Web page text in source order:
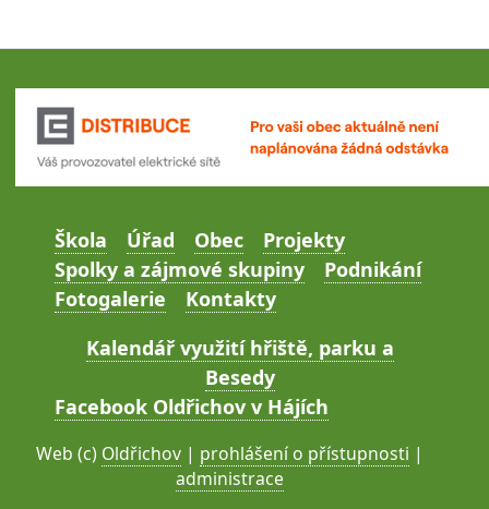
Škola Úřad Obec
Projekty
Spolky a zájmové skupiny
Podnikání
Fotogalerie
Kontakty
Kalendář využití hřiště, parku a
Besedy
Facebook Oldřichov v Hájích
Web (c) Oldřichov | prohlášení o přístupnosti |
administrace